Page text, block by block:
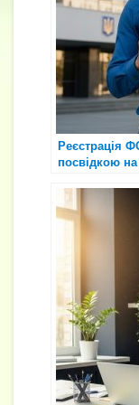
Реєстрація
посвідкою